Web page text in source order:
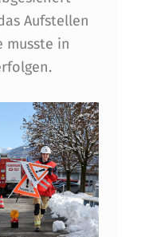
Aufstellen
musste in